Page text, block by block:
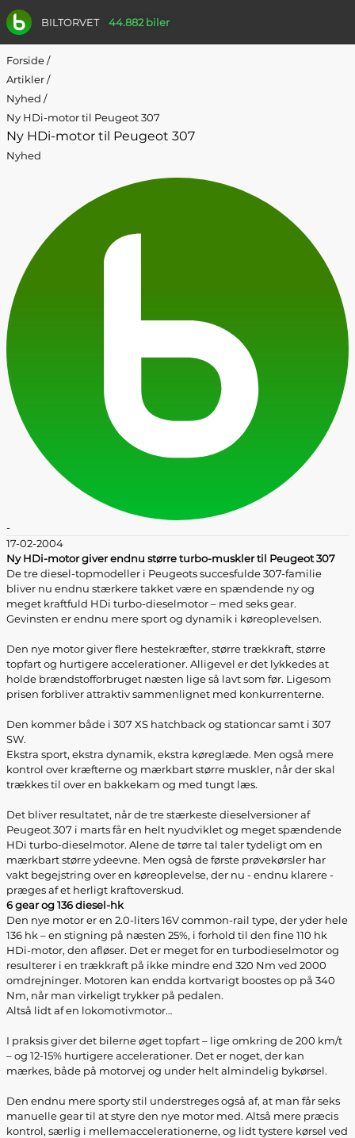
BILTORVET 44.882 biler
Forside/
Artikler/
Nyhed /
Ny HDi-motor til Peugeot 307
Ny HDi-motor til Peugeot 307
Nyhed
-
17-02-2004
Ny HDi-motor giver endnu større turbo-muskler til Peugeot 307
De tre diesel-topmodeller i Peugeots succesfulde 307-familie
bliver nu endnu stærkere takket være en spændende ny og
meget kraftfuld HDi turbo-dieselmotor – med seks gear.
Gevinsten er endnu mere sport og dynamik i køreoplevelsen.
Den nye motor giver flere hestekræfter, større trækkraft, større
topfart og hurtigere accelerationer. Alligevel er det lykkedes at
holde brændstofforbruget næsten lige så lavt som før. Ligesom
prisen forbliver attraktiv sammenlignet med konkurrenterne.
Den kommer både i 307 XS hatchback og stationcar samt i 307
SW.
Ekstra sport, ekstra dynamik, ekstra køreglæde. Men også mere
kontrol over kræfterne og mærkbart større muskler, når der skal
trækkes til over en bakkekam og med tungt læs.
Det bliver resultatet, når de tre stærkeste dieselversioner af
Peugeot 307 i marts får en helt nyudviklet og meget spændende
HDi turbo-dieselmotor. Alene de tørre tal taler tydeligt om en
mærkbart større ydeevne. Men også de første prøvekørsler har
vakt begejstring over en køreoplevelse, der nu - endnu klarere -
præges af et herligt kraftoverskud.
6 gear og 136 diesel-hk
Den nye motor er en 2.0-liters 16V common-rail type, der yder hele
136 hk – en stigning på næsten 25%, i forhold til den fine 110 hk
HDi-motor, den afløser. Det er meget for en turbodieselmotor og
resulterer i en trækkraft på ikke mindre end 320 Nm ved 2000
omdrejninger. Motoren kan endda kortvarigt boostes op på 340
Nm, når man virkeligt trykker på pedalen.
Altså lidt af en lokomotivmotor…
I praksis giver det bilerne øget topfart – lige omkring de 200 km/t
– og 12-15% hurtigere accelerationer. Det er noget, der kan
mærkes, både på motorvej og under helt almindelig bykørsel.
Den endnu mere sporty stil understreges også af, at man får seks
manuelle gear til at styre den nye motor med. Altså mere præcis
kontrol, særlig i mellemaccelerationerne, og lidt tystere kørsel ved